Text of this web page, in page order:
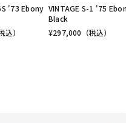
'73 Ebony
込）
VINTAGE S-1 '75
Black
¥297,000 （税込）